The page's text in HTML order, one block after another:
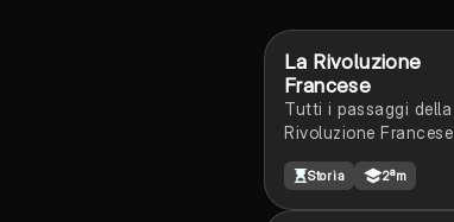
La Rivoluzione
Francese
Tutti i passaggi della
Rivoluzione Francese
Storia 2ªm